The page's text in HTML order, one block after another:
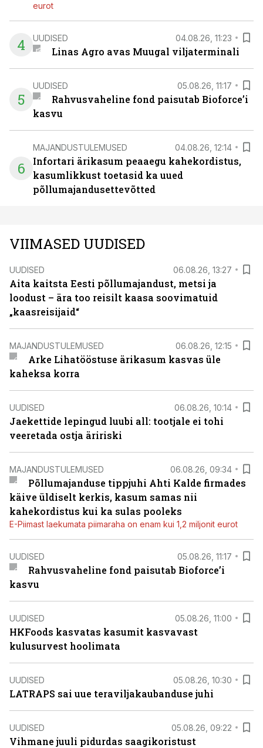
eurot
4 UUDISED 04.08.26, 11:23
Linas Agro avas Muugal viljaterminali
5
UUDISED 05.08.26, 11:17
Rahvusvaheline fond paisutab Bioforce’i
kasvu
6
MAJANDUSTULEMUSED 04.08.26, 12:14
Infortari ärikasum peaaegu kahekordistus,
kasumlikkust toetasid ka uued
põllumajandusettevõtted
VIIMASED UUDISED
UUDISED 06.08.26, 13:27
Aita kaitsta Eesti põllumajandust, metsi ja
loodust – ära too reisilt kaasa soovimatuid
„kaasreisijaid“
MAJANDUSTULEMUSED 06.08.26, 12:15
Arke Lihatööstuse ärikasum kasvas üle
kaheksa korra
UUDISED 06.08.26, 10:14
Jaekettide lepingud luubi all: tootjale ei tohi
veeretada ostja äririski
MAJANDUSTULEMUSED 06.08.26, 09:34
Põllumajanduse tippjuhi Ahti Kalde firmades
käive üldiselt kerkis, kasum samas nii
kahekordistus kui ka sulas pooleks
E-Piimast laekumata piimaraha on enam kui 1,2 miljonit eurot
UUDISED 05.08.26, 11:17
Rahvusvaheline fond paisutab Bioforce’i
kasvu
UUDISED 05.08.26, 11:00
HKFoods kasvatas kasumit kasvavast
kulusurvest hoolimata
UUDISED 05.08.26, 10:30
LATRAPS sai uue teraviljakaubanduse juhi
UUDISED 05.08.26, 09:22
Vihmane juuli pidurdas saagikoristust